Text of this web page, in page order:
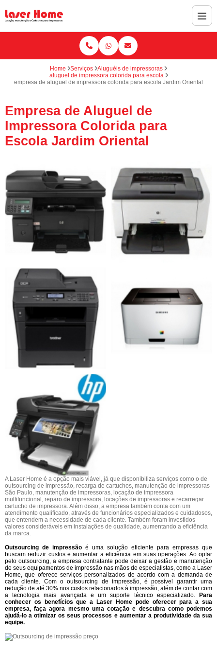
Home Serviços
Aluguéis de impressoras
aluguel de impressora colorida para escola
empresa de aluguel de impressora colorida para escola Jardim Oriental
Empresa de Aluguel de
Impressora Colorida para
Escola Jardim Oriental
A Laser Home é a opção mais viável, já que disponibiliza serviços como o de
outsourcing de impressão, recarga de cartuchos, manutenção de impressoras
São Paulo, manutenção de impressoras, locação de impressora
multifuncional, reparo de impressora, locações de impressoras e recarregar
cartucho de impressora. Além disso, a empresa também conta com um
atendimento qualificado, através de funcionários especializados e cuidadosos,
que entendem a necessidade de cada cliente. Também foram investidos
valores consideráveis em instalações de qualidade, aumentando a eficiência
da marca.
Outsourcing de impressão é uma solução eficiente para empresas que
buscam reduzir custos e aumentar a eficiência em suas operações. Ao optar
pelo outsourcing, a empresa contratante pode deixar a gestão e manutenção
de seus equipamentos de impressão nas mãos de especialistas, como a Laser
Home, que oferece serviços personalizados de acordo com a demanda de
cada cliente. Com o outsourcing de impressão, é possível garantir uma
redução de até 30% nos custos relacionados à impressão, além de contar com
a tecnologia mais avançada e um suporte técnico especializado. Para
conhecer os benefícios que a Laser Home pode oferecer para a sua
empresa, faça agora mesmo uma cotação e descubra como podemos
ajudá-lo a otimizar os seus processos e aumentar a produtividade da sua
equipe.